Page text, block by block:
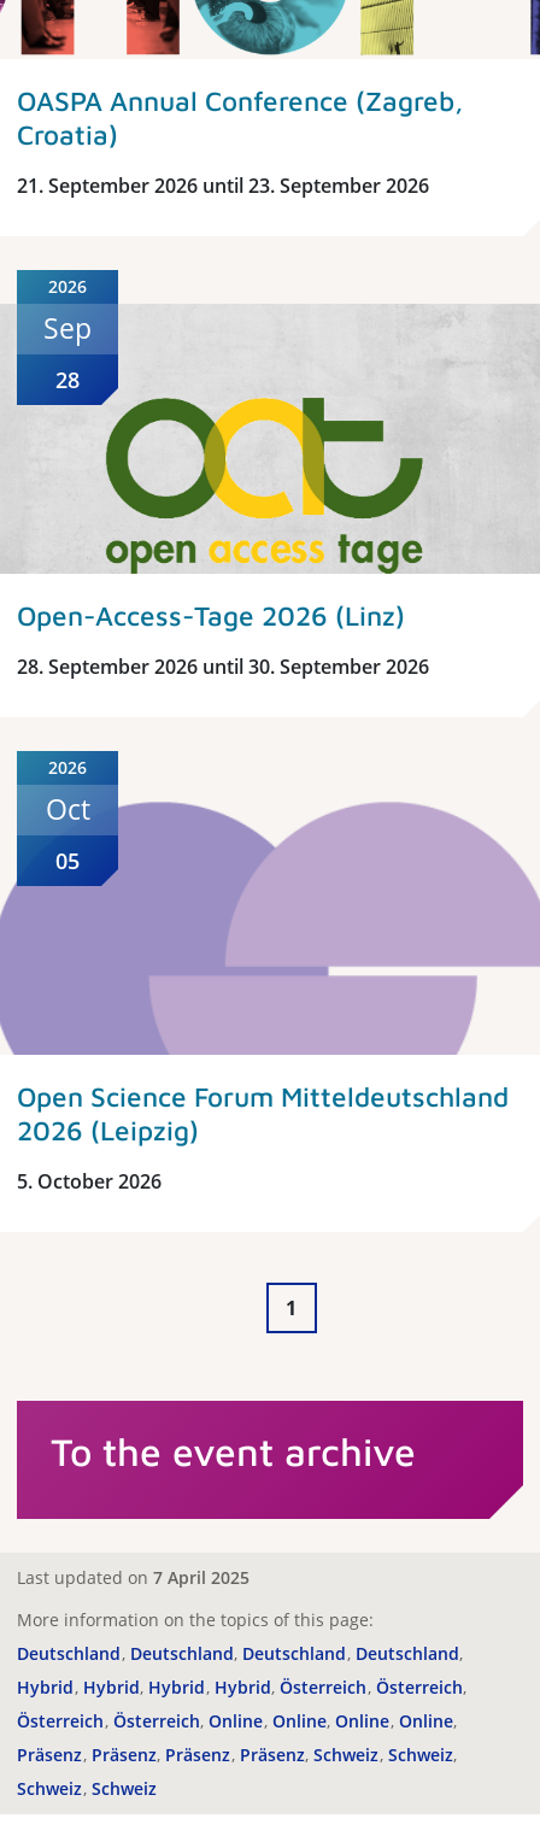
OASPA Annual Conference (Zagreb,
Croatia)
21. September 2026 until 23. September 2026
2026
Sep
28
Open-Access-Tage 2026 (Linz)
28. September 2026 until 30. September 2026
2026
Oct
05
Open Science Forum Mitteldeutschland
2026 (Leipzig)
5. October 2026
1
To the event archive
Last updated on 7 April 2025
More information on the topics of this page:
Deutschland Deutschland Deutschland Deutschland
Hybrid Hybrid Hybrid Hybrid Österreich Österreich
Österreich Österreich Online Online Online Online
Präsenz Präsenz Präsenz Präsenz Schweiz Schweiz
Schweiz Schweiz